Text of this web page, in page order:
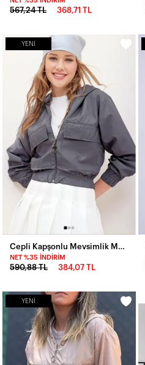
567,24 TL 368,71 TL
YENI
NET %35 İNDIRIM
590,88 TL 384,07 TL
YENI